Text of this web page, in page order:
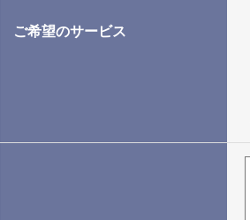
ご希望のサービス